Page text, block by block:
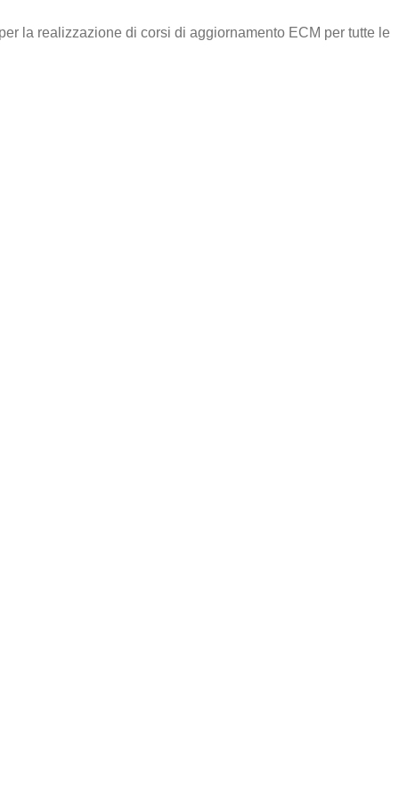
la realizzazione di corsi di aggiornamento ECM per tutte le